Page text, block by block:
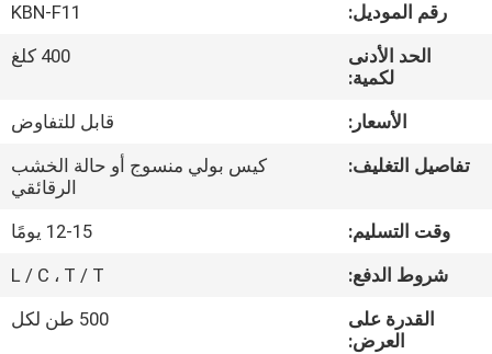
المعمل
مراقبة
الجودة
اتصل
اطلب
رقم الموديل:
KBN-F11
الحد الأدنى
لكمية:
400 كلغ
الأسعار:
قابل للتفاوض
تفاصيل التغليف:
كيس بولي منسوج أو حالة الخشب
الرقائقي
وقت التسليم:
12-15 يومًا
شروط الدفع:
L / C ، T / T
القدرة على
العرض:
500 طن لكل